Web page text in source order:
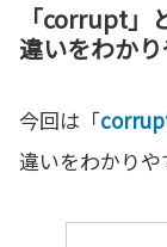
「corrupt」
違いをわか
今回は「
違いをわかりや